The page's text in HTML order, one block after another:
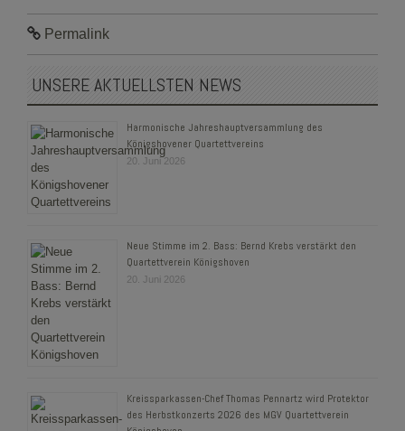
Permalink
UNSERE AKTUELLSTEN NEWS
Harmonische Jahreshauptversammlung des
Königshovener Quartettvereins
20. Juni 2026
Neue Stimme im 2. Bass: Bernd Krebs verstärkt den
Quartettverein Königshoven
20. Juni 2026
Kreissparkassen-Chef Thomas Pennartz wird Protektor
des Herbstkonzerts 2026 des MGV Quartettverein